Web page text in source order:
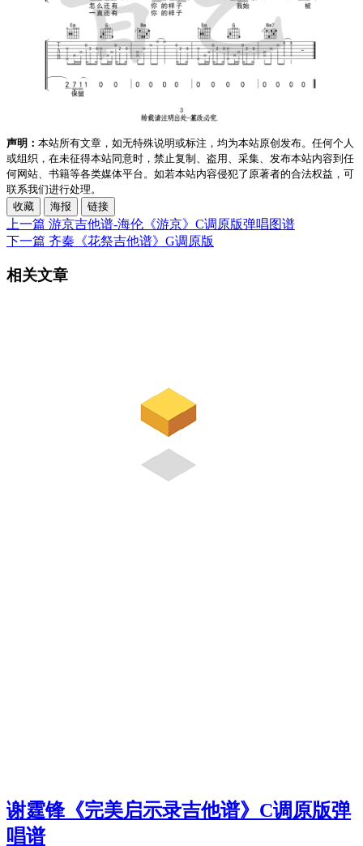
声明： 本站所有文章，如无特殊说明或标注，均为本站原创发布。任何个人
或组织，在未征得本站同意时，禁止复制、盗用、采集、发布本站内容到任
何网站、书籍等各类媒体平台。如若本站内容侵犯了原著者的合法权益，可
联系我们进行处理。
收藏
海报 链接
上一篇 游京吉他谱-海伦《游京》C调原版弹唱图谱
下一篇 齐秦《花祭吉他谱》G调原版
相关文章
谢霆锋《完美启示录吉他谱》C调原版弹
唱谱